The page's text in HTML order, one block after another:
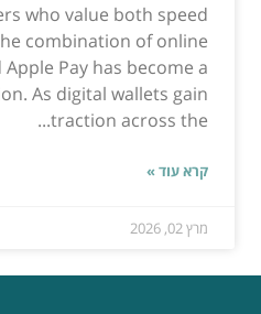
who value both speed
combination of online
Pay has become a
As digital wallets gain
traction across the...
קרא עוד »
מרץ 02, 2026